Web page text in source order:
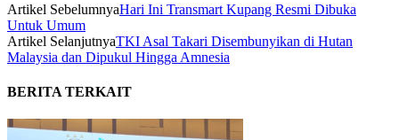
Artikel SebelumnyaHari Ini Transmart Kupang Resmi Dibuka
Untuk Umum
Artikel SelanjutnyaTKI Asal Takari Disembunyikan di Hutan
Malaysia dan Dipukul Hingga Amnesia
BERITA TERKAIT